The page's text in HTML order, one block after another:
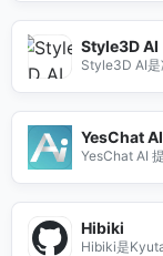
Style3D AI
Style3D AI是
YesChat AI
YesChat AI
Hibiki
Hibiki是